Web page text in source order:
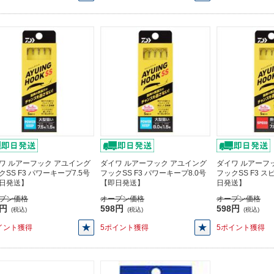
ルアーフック アユイング
SS F3 パワーキープ7.5号
発送】
ン価格
(税込)
ント獲得
ダイワ ルアーフック アユイング
フックSS F3 パワーキープ8.0号
【即日発送】
オープン価格
598円 (税込)
5ポイント獲得
ダイワ ルアーフ
フックSS F3 ス
日発送】
オープン価格
598円 (税込)
5ポイント獲得